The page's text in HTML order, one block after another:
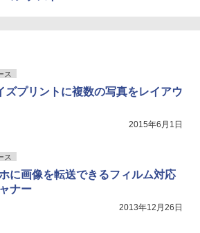
ス
ズプリントに複数の写真をレイアウ
2015年6月1日
ス
に画像を転送できるフィルム対応
ナー
2013年12月26日